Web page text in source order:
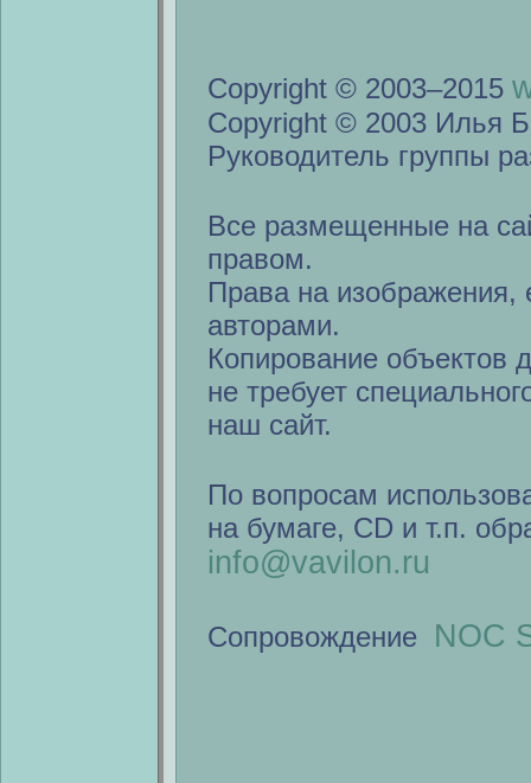
Copyright © 2003–2015
Copyright © 2003 Илья
Руководитель группы
Все размещенные на
правом.
Права на изображения,
авторами.
Копирование объектов
не требует
наш сайт.
По вопросам
на бумаге, CD и т.п.
info@vavilon.ru
Сопровождение NOC